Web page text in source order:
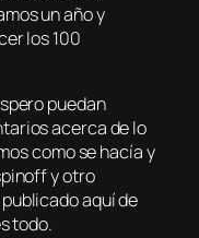
un año y
los 100
puedan
acerca de lo
como se hacía y
y otro
aquí de
todo.